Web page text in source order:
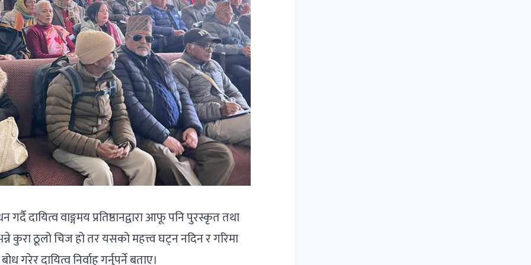
दायित्व वाङ्गमय प्रतिष्ठानद्वारा आफू पनि पुरस्कृत तथा
कुरा ठूलो चिज हो तर यसको महत्त्व घट्न नदिन र गरिमा
गरेर दायित्व निर्वाह गर्नुपर्ने बताए।